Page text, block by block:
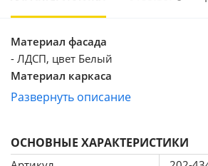
Материал фасада
- ЛДСП, цвет Белый
Материал каркаса
- ЛДСП, цвет Дуб Сонома
Ш 1600 х В 300 х Г 350 мм
Навесной модуль
Развернуть описание
ОСНОВНЫЕ ХАРАКТЕРИСТИКИ